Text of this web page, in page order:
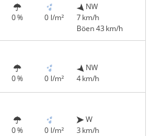
0 % 0 l/m²
NW
7 km/h
Böen 43 km/h
0 % 0 l/m²
NW
4 km/h
0 % 0 l/m²
W
3 km/h